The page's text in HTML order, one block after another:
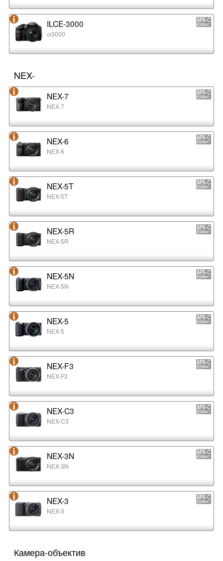
ILCE-3000
α3000
NEX-
NEX-7
NEX-7
NEX-6
NEX-6
NEX-5T
NEX-5T
NEX-5R
NEX-5R
NEX-5N
NEX-5N
NEX-5
NEX-5
NEX-F3
NEX-F3
NEX-C3
NEX-C3
NEX-3N
NEX-3N
NEX-3
NEX-3
Камера-объектив